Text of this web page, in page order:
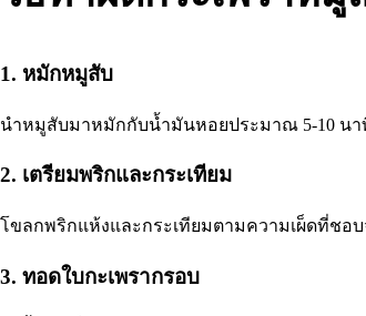
1. หมักหมูสับ
นำหมูสับมาหมักกับน้ำมันหอยประมาณ 5-10 น
2. เตรียมพริกและกระเทียม
โขลกพริกแห้งและกระเทียมตามความเผ็ดที่ชอบ
3. ทอดใบกะเพรากรอบ